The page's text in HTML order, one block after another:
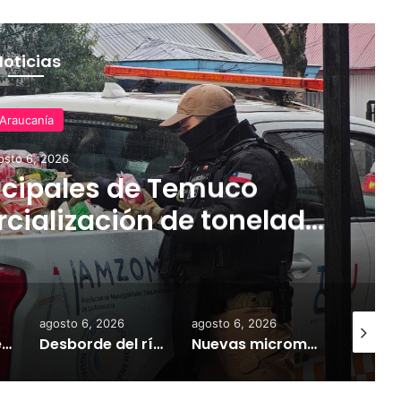
Araucanía
6, 2026
de Temuco
de tonelada
asiática ilegal
Empresarios de Angol donan cuatro hectáreas para apoyar reubicación de familias afectadas por inundaciones
agosto 6, 2026
Desborde del río Imperial mantiene aisladas a miles de personas y deja viviendas bajo el agua en La Araucanía
agosto 6, 2026
Nuevas micromovilidades en Temuco: concejal Fredy Cartes destaca llegada de empresa Jet con tarifas más accesibles y mejores estándares de seguridad